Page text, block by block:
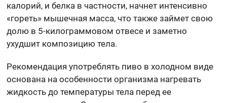
калорий, и белка в частности, начнет интенсивно
«гореть» мышечная масса, что также займет свою
долю в 5-килограммовом отвесе и заметно
ухудшит композицию тела.
Рекомендация употреблять пиво в холодном виде
основана на особенности организма нагревать
жидкость до температуры тела перед ее